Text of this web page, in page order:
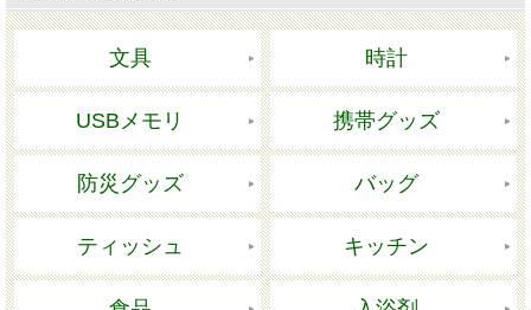
文具 時計
USBメモリ 携帯グッズ
防災グッズ バッグ
ティッシュ キッチン